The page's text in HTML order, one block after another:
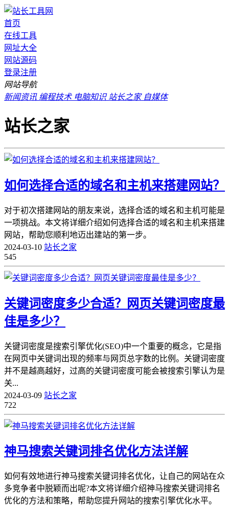
首页
在线工具
网址大全
网站源码
登录注册
网站导航
新闻资讯 编程技术 电脑知识 站长之家 自媒体
站长之家
如何选择合适的域名和主机来搭建网站？
对于初次搭建网站的朋友来说，选择合适的域名和主机可能是
一项挑战。本文将详细介绍如何选择合适的域名和主机来搭建
网站，帮助您顺利地迈出建站的第一步。
2024-03-10 站长之家
545
关键词密度多少合适？网页关键词密度最
佳是多少？
关键词密度是搜索引擎优化(SEO)中一个重要的概念，它是指
在网页中关键词出现的频率与网页总字数的比例。关键词密度
并不是越高越好，过高的关键词密度可能会被搜索引擎认为是
关...
2024-03-09 站长之家
722
神马搜索关键词排名优化方法详解
如何有效地进行神马搜索关键词排名优化，让自己的网站在众
多竞争者中脱颖而出呢?本文将详细介绍神马搜索关键词排名
优化的方法和策略，帮助您提升网站的搜索引擎优化水平。